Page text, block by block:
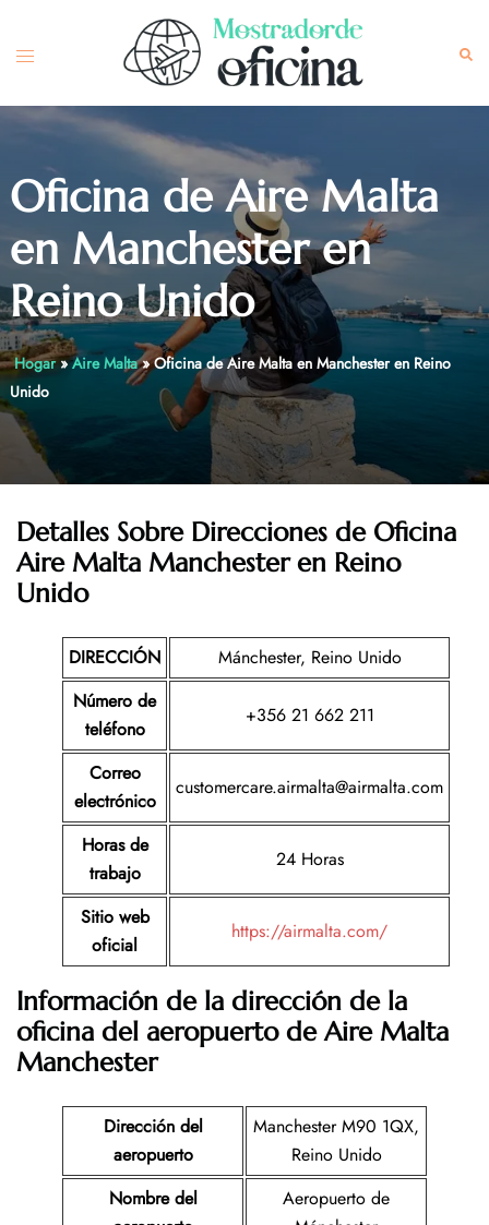
content
Toggle
Oficina de Aire Malta
en Manchester en
Reino Unido
Hogar»Aire Malta»Oficina de Aire Malta en Manchester en Reino
Unido
Detalles Sobre Direcciones de Oficina
Aire Malta Manchester en Reino
Unido
DIRECCIÓN
Mánchester, Reino Unido
Número de
teléfono
+356 21 662 211
Correo
electrónico
customercare.airmalta@airmalta.com
Horas de
trabajo
24 Horas
Sitio web
oficial
https://airmalta.com/
Información de la dirección de la
oficina del aeropuerto de Aire Malta
Manchester
Dirección del
aeropuerto
Manchester M90 1QX,
Reino Unido
Nombre del
Aeropuerto de